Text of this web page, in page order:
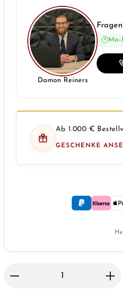
Damon Reiners
Ab 1.000 €
GESCHENKE
Produkt Anzahl: Gib